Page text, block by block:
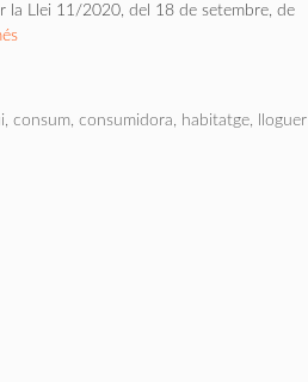
la Llei 11/2020, del 18 de setembre, de
,consum,consumidora, habitatge, lloguer